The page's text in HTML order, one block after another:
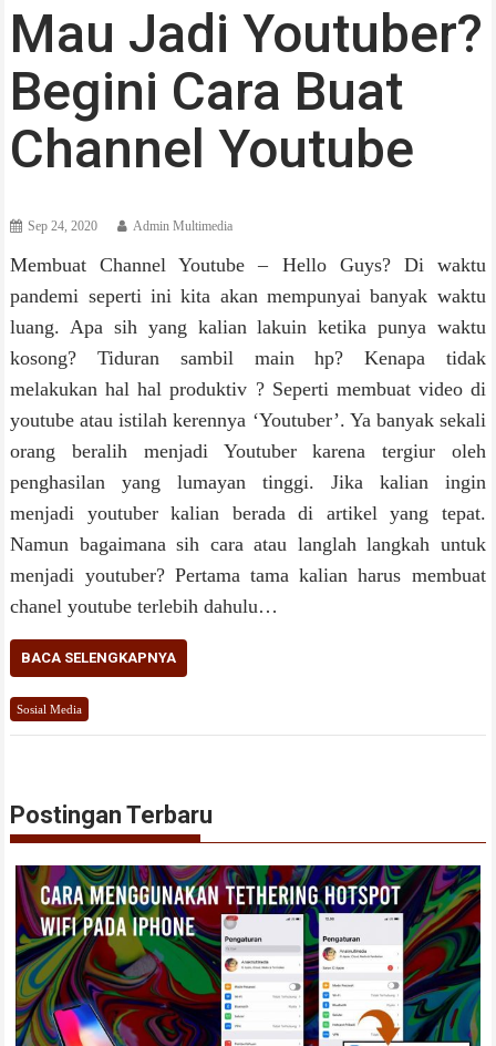
Mau Jadi Youtuber?
Begini Cara Buat
Channel Youtube
Sep 24, 2020 Admin Multimedia
Membuat Channel Youtube – Hello Guys? Di waktu
pandemi seperti ini kita akan mempunyai banyak waktu
luang. Apa sih yang kalian lakuin ketika punya waktu
kosong? Tiduran sambil main hp? Kenapa tidak
melakukan hal hal produktiv ? Seperti membuat video di
youtube atau istilah kerennya ‘Youtuber’. Ya banyak sekali
orang beralih menjadi Youtuber karena tergiur oleh
penghasilan yang lumayan tinggi. Jika kalian ingin
menjadi youtuber kalian berada di artikel yang tepat.
Namun bagaimana sih cara atau langlah langkah untuk
menjadi youtuber? Pertama tama kalian harus membuat
chanel youtube terlebih dahulu…
BACA SELENGKAPNYA
Sosial Media
Postingan Terbaru